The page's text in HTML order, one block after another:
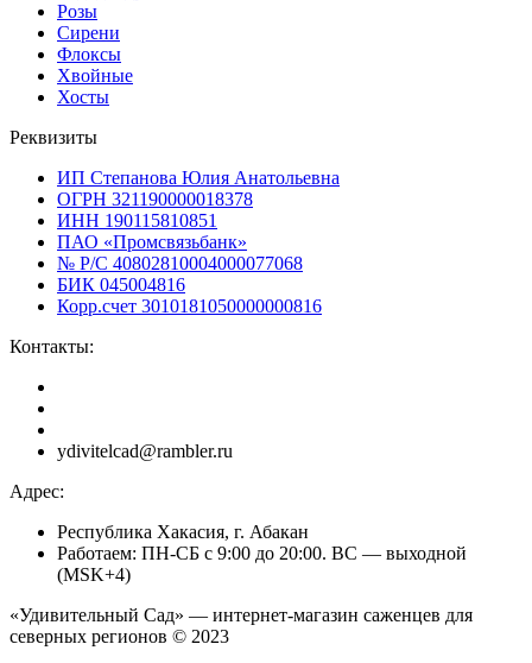
Розы
Сирени
Флоксы
Хвойные
Хосты
Реквизиты
ИП Степанова Юлия Анатольевна
ОГРН 321190000018378
ИНН 190115810851
ПАО «Промсвязьбанк»
№ Р/С 40802810004000077068
БИК 045004816
Корр.счет 3010181050000000816
Контакты:
ydivitelcad@rambler.ru
Адрес:
Республика Хакасия, г. Абакан
Работаем: ПН-СБ с 9:00 до 20:00. ВС — выходной
(MSK+4)
«Удивительный Сад» — интернет-магазин саженцев для
северных регионов © 2023